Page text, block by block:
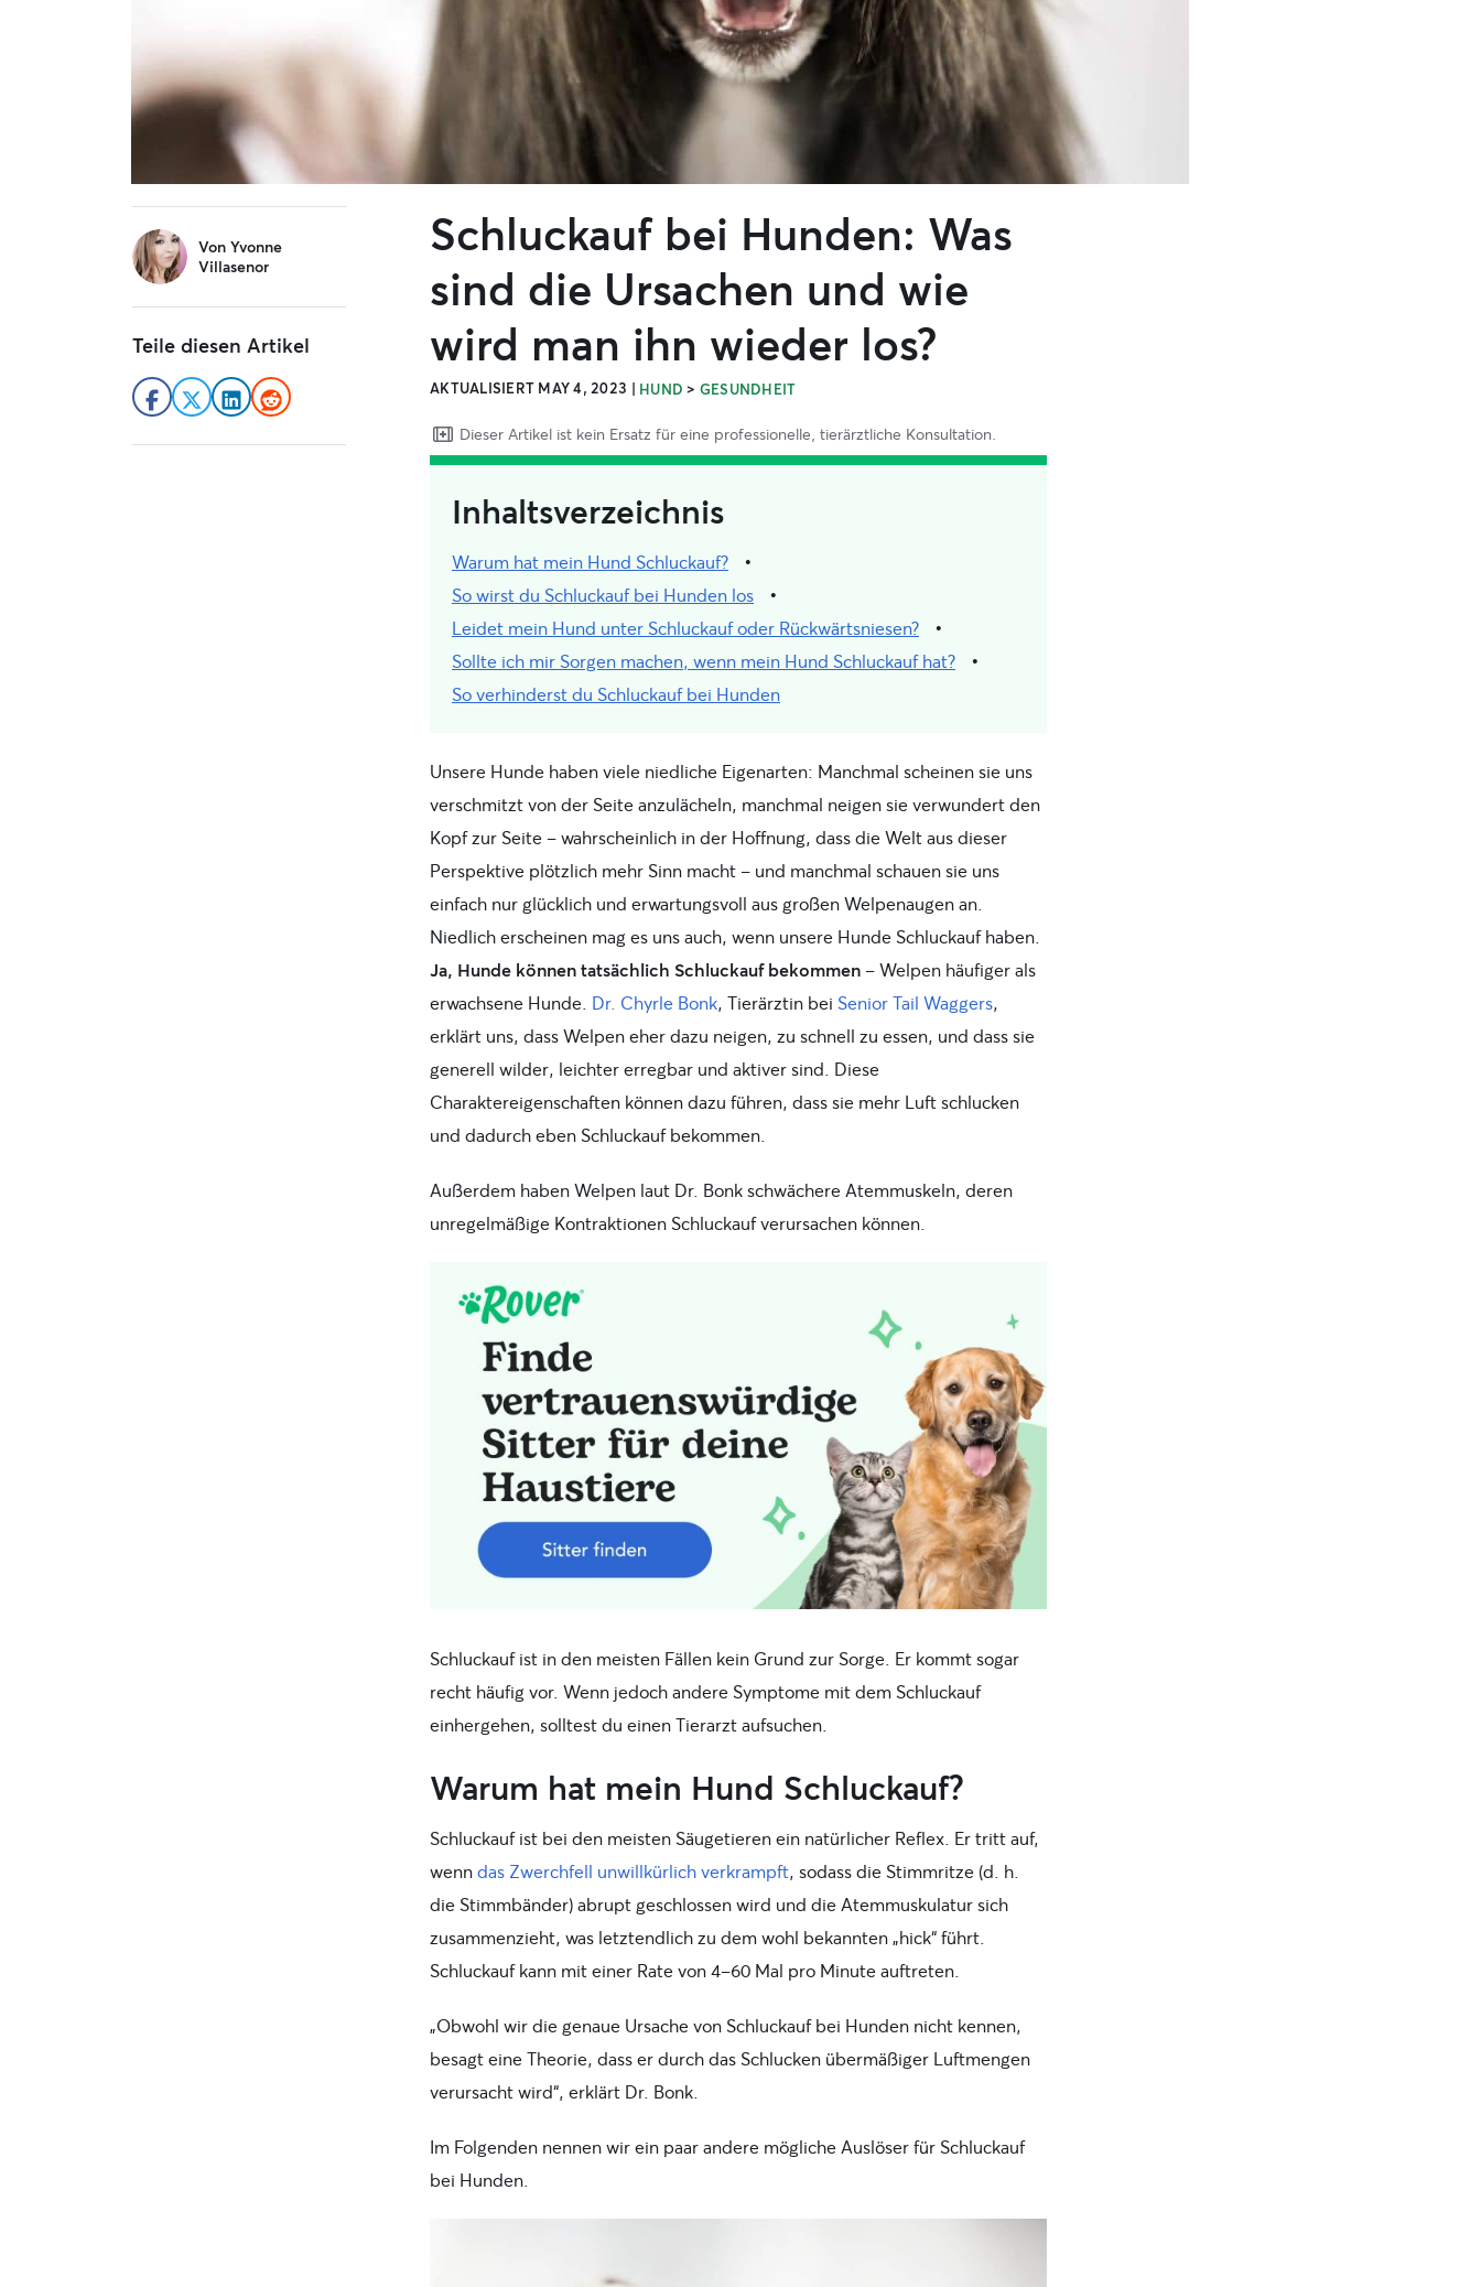
Schluckauf bei Hunden: Was
sind die Ursachen und wie
wird man ihn wieder los?
AKTUALISIERT MAY 4, 2023 | HUND > GESUNDHEIT
Dieser Artikel ist kein Ersatz für eine professionelle, tierärztliche Konsultation.
Inhaltsverzeichnis
Warum hat mein Hund Schluckauf?
So wirst du Schluckauf bei Hunden los
Leidet mein Hund unter Schluckauf oder Rückwärtsniesen?
Sollte ich mir Sorgen machen, wenn mein Hund Schluckauf hat?
So verhinderst du Schluckauf bei Hunden
Unsere Hunde haben viele niedliche Eigenarten: Manchmal scheinen sie uns
verschmitzt von der Seite anzulächeln, manchmal neigen sie verwundert den
Kopf zur Seite – wahrscheinlich in der Hoffnung, dass die Welt aus dieser
Perspektive plötzlich mehr Sinn macht – und manchmal schauen sie uns
einfach nur glücklich und erwartungsvoll aus großen Welpenaugen an.
Niedlich erscheinen mag es uns auch, wenn unsere Hunde Schluckauf haben.
Ja, Hunde können tatsächlich Schluckauf bekommen– Welpen häufiger als
erwachsene Hunde. Dr. Chyrle Bonk, Tierärztin bei Senior Tail Waggers,
erklärt uns, dass Welpen eher dazu neigen, zu schnell zu essen, und dass sie
generell wilder, leichter erregbar und aktiver sind. Diese
Charaktereigenschaften können dazu führen, dass sie mehr Luft schlucken
und dadurch eben Schluckauf bekommen.
Außerdem haben Welpen laut Dr. Bonk schwächere Atemmuskeln, deren
unregelmäßige Kontraktionen Schluckauf verursachen können.
Schluckauf ist in den meisten Fällen kein Grund zur Sorge. Er kommt sogar
recht häufig vor. Wenn jedoch andere Symptome mit dem Schluckauf
einhergehen, solltest du einen Tierarzt aufsuchen.
Warum hat mein Hund Schluckauf?
Schluckauf ist bei den meisten Säugetieren ein natürlicher Reflex. Er tritt auf,
wenndas Zwerchfell unwillkürlich verkrampft, sodass die Stimmritze (d. h.
die Stimmbänder) abrupt geschlossen wird und die Atemmuskulatur sich
zusammenzieht, was letztendlich zu dem wohl bekannten „hick“ führt.
Schluckauf kann mit einer Rate von 4–60 Mal pro Minute auftreten.
„Obwohl wir die genaue Ursache von Schluckauf bei Hunden nicht kennen,
besagt eine Theorie, dass er durch das Schlucken übermäßiger Luftmengen
verursacht wird“, erklärt Dr. Bonk.
Im Folgenden nennen wir ein paar andere mögliche Auslöser für Schluckauf
bei Hunden.
sidebar
Von Yvonne
Villasenor
Teile diesen Artikel